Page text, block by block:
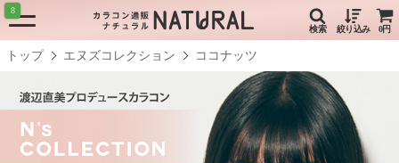
検索 絞り込み 0円
8
トップ エヌズコレクション ココナッツ